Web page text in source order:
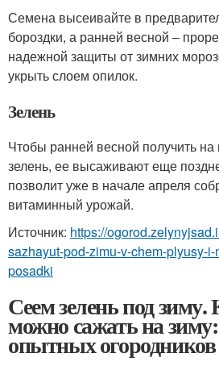
Семена высеивайте в
бороздки, а ранней весной –
надежной защиты от зимних
укрыть слоем опилок.
Зелень
Чтобы ранней весной получить на
зелень, ее высаживают еще
позволит уже в начале апреля
витаминный урожай.
Источник: https://
sazhayut-pod-zimu-v-chem-plyusy-
posadki
Сеем зелень под
можно сажать на
опытных огородников